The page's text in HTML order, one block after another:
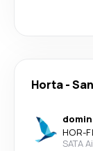
Horta-
HOR-
SATA